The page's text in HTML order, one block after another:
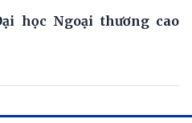
học Ngoại thương cao